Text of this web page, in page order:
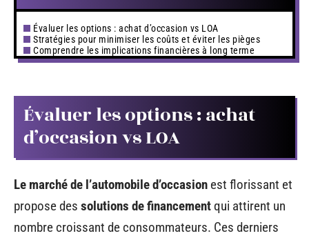
Évaluer les options : achat d’occasion vs LOA
Stratégies pour minimiser les coûts et éviter les pièges
Comprendre les implications financières à long terme
Évaluer les options : achat
d’occasion vs LOA
Le marché de l’automobile d’occasion est florissant et
propose des solutions de financementqui attirent un
nombre croissant de consommateurs. Ces derniers